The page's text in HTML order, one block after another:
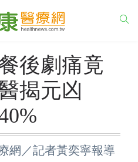
後劇痛竟
揭元凶
網／記者黃奕寧報導